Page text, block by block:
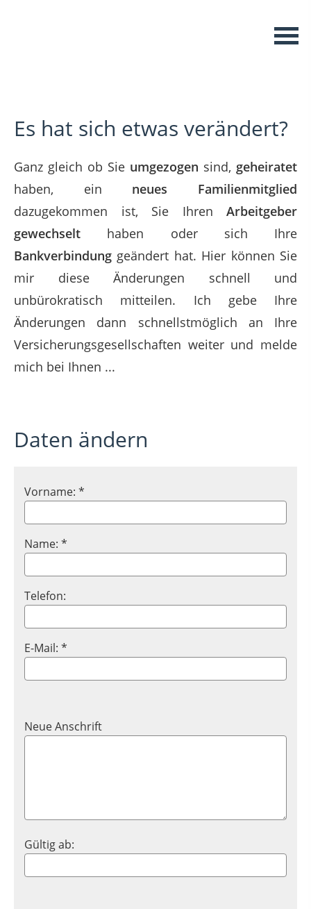
Es hat sich etwas verändert?
Ganz gleich ob Sie umgezogen sind, geheiratet
haben, ein neues Familienmitglied
dazugekommen ist, Sie Ihren Arbeitgeber
gewechselt haben oder sich Ihre
Bankverbindung geändert hat. Hier können Sie
mir diese Änderungen schnell und
unbürokratisch mitteilen. Ich gebe Ihre
Änderungen dann schnellstmöglich an Ihre
Versicherungsgesellschaften weiter und melde
mich bei Ihnen ...
Daten ändern
Vorname: *
Name: *
Telefon:
E-Mail: *
Neue Anschrift
Gültig ab: